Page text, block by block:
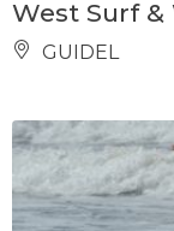
West Surf
GUIDEL